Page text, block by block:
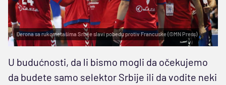
Đerona sa rukometašima Srbije slavi pobedu protiv Francuske (©MN Press)
U budućnosti, da li bismo mogli da očekujemo
da budete samo selektor Srbije ili da vodite neki